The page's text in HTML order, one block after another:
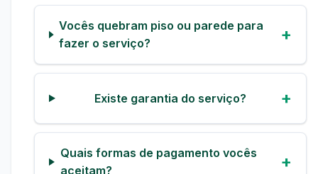
Vocês quebram piso ou parede para
fazer o serviço?
Existe garantia do serviço?
Quais formas de pagamento vocês
aceitam?